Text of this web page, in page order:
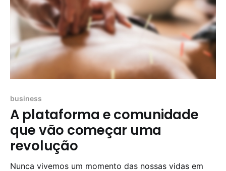
estas
business
A plataforma e comunidade
que vão começar uma
revolução
Nunca vivemos um momento das nossas vidas em